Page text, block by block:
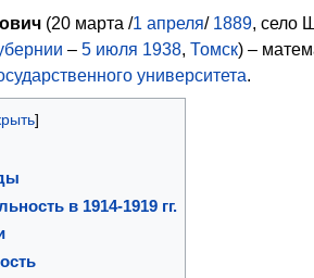
(20 марта /1 апреля/ 1889, село
– 5 июля 1938, Томск) –
университета.
в 1914-1919 гг.